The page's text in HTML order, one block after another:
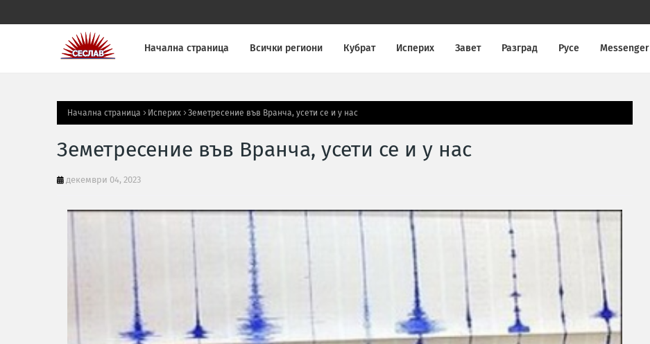
Начална страница Всички региони Кубрат Исперих Завет Разград Русе Messenger
Начална страница Исперих Земетресение във Вранча, усети се и у нас
Земетресение във Вранча, усети се и у нас
декември 04, 2023